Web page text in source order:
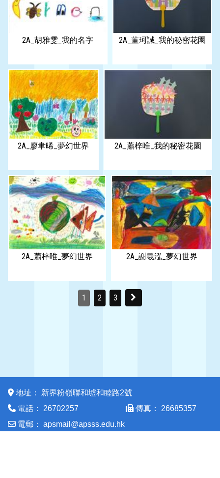
2A_胡雅雯_我的名字 2A_董珂誠_我的秘密花園
2A_廖聿晞_夢幻世界 2A_蕭梓唯_我的秘密花園
2A_蕭梓唯_夢幻世界 2A_謝羲泓_夢幻世界
1 2 3
地址： 新界粉嶺聯和墟和睦路2號
電話： 26702257 傳真： 26685357
電郵： apsmail@apsss.edu.hk